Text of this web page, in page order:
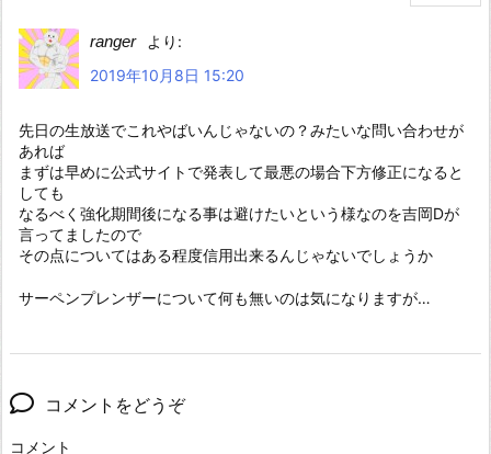
ranger
より:
2019年10月8日 15:20
先日の生放送でこれやばいんじゃないの？みたいな問い合わせが
あれば
まずは早めに公式サイトで発表して最悪の場合下方修正になると
しても
なるべく強化期間後になる事は避けたいという様なのを吉岡Dが
言ってましたので
その点についてはある程度信用出来るんじゃないでしょうか
サーペンプレンザーについて何も無いのは気になりますが…
コメントをどうぞ
コメント